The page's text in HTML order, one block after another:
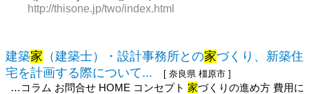
http://thisone.jp/two/index.html
建築家 （建築士）・設計事務所との家づくり、新築住
宅を計画する際について...
[ 奈良県 橿原市 ]
…コラム お問合せ HOME コンセプト家づくりの進め方 費用に